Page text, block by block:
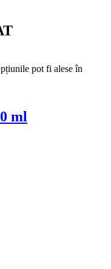
pot fi alese în
ml